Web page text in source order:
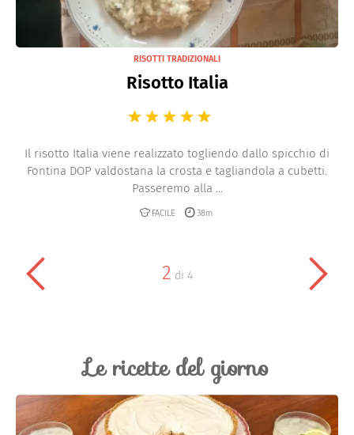
RISOTTI TRADIZIONALI
Risotto Italia
Il risotto Italia viene realizzato togliendo dallo spicchio di
Fontina DOP valdostana la crosta e tagliandola a cubetti.
Passeremo alla ...
FACILE 38m
2 di 4
Le ricette del giorno